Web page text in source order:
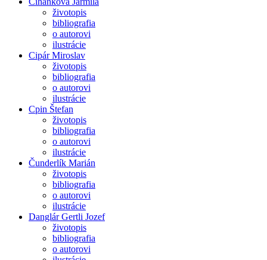
životopis
bibliografia
o autorovi
ilustrácie
Cipár Miroslav
životopis
bibliografia
o autorovi
ilustrácie
Cpin Štefan
životopis
bibliografia
o autorovi
ilustrácie
Čunderlík Marián
životopis
bibliografia
o autorovi
ilustrácie
Danglár Gertli Jozef
životopis
bibliografia
o autorovi